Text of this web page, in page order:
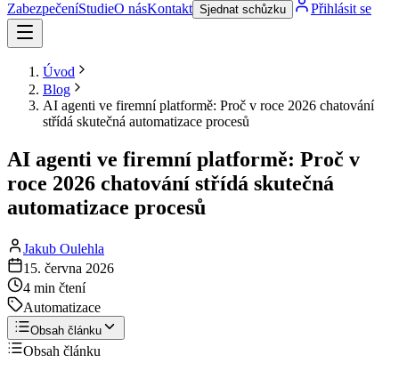
ZabezpečeníStudieO násKontakt Sjednat schůzku Přihlásit se
Úvod
Blog
AI agenti ve firemní platformě: Proč v roce 2026 chatování
střídá skutečná automatizace procesů
AI agenti ve firemní platformě: Proč v
roce 2026 chatování střídá skutečná
automatizace procesů
Jakub Oulehla
15. června 2026
4 min čtení
Automatizace
Obsah článku
Obsah článku